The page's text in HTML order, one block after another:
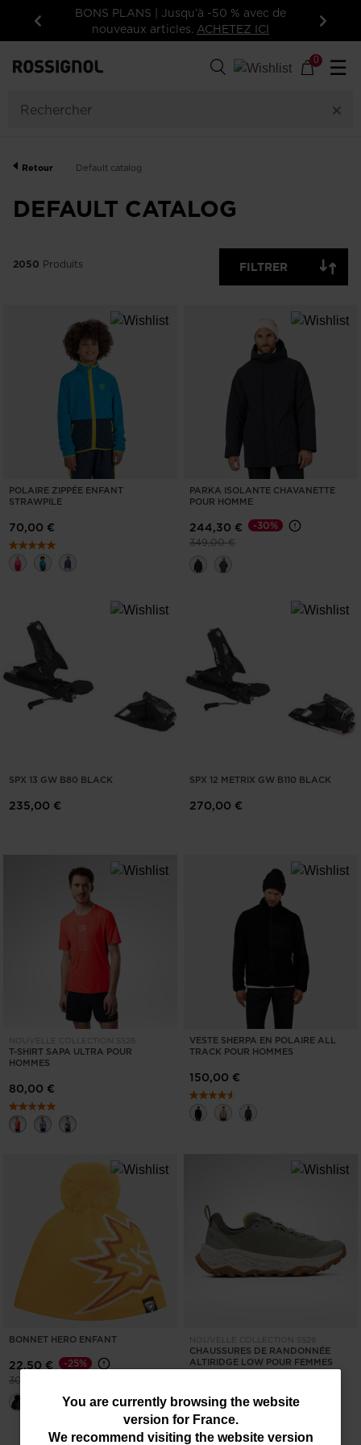
Précédent
Inscrivez-vous à la newsletter: -15% sur
votre première commande!
0 ☰
You
are
You are currently browsing the website
version for France.
We recommend visiting the website version
Retour Default catalog
DEFAULT CATALOG
ARTICLES
DISPONIBLES
OFF
EFFACER APPLIQUER
2050 Produits FILTRER
POLAIRE ZIPPÉE ENFANT
STRAWPILE
70,00 €
PARKA ISOLANTE CHAVANETTE
POUR HOMME
244,30 €
Prix réduit de
349,00 €à
-30%
SPX 13 GW B80 BLACK
235,00 €
SPX 12 METRIX GW B110 BLACK
270,00 €
NOUVELLE COLLECTION SS26
T-SHIRT SAPA ULTRA POUR
HOMMES
80,00 €
VESTE SHERPA EN POLAIRE ALL
TRACK POUR HOMMES
150,00 €
BONNET HERO ENFANT
22,50 €
Prix réduit de
30,00 €
-25%
NOUVELLE COLLECTION SS26
CHAUSSURES DE RANDONNÉE
ALTIRIDGE LOW POUR FEMMES